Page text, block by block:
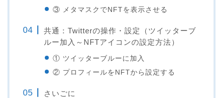
③ メタマスクでNFTを表示させる
共通：Twitterの操作・設定（ツイッターブ
ルー加入～NFTアイコンの設定方法）
① ツイッターブルーに加入
② プロフィールをNFTから設定する
さいごに